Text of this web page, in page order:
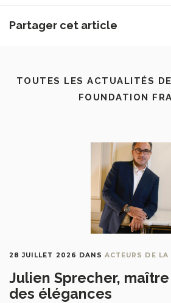
Partager cet article
TOUTES LES ACTUALITÉS
FOUNDATION
28 JUILLET 2026 DANSACTEURS DE LA
Julien Sprecher,
des élégances